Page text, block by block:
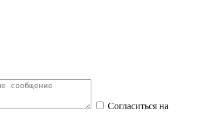
Согласиться на